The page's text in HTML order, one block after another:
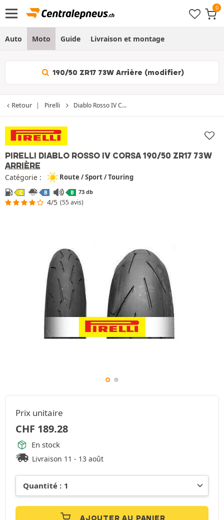
Auto Moto Guide Livraison et montage
190/50 ZR17 73W Arrière (modifier)
Retour Pirelli Diablo Rosso IV C...
PIRELLI DIABLO ROSSO IV CORSA 190/50 ZR17 73W
ARRIÈRE
Catégorie : Route / Sport / Touring
C B B 73 db
4/5 (55 avis)
Prix unitaire
CHF 189.28
En stock
Livraison 11 - 13 août